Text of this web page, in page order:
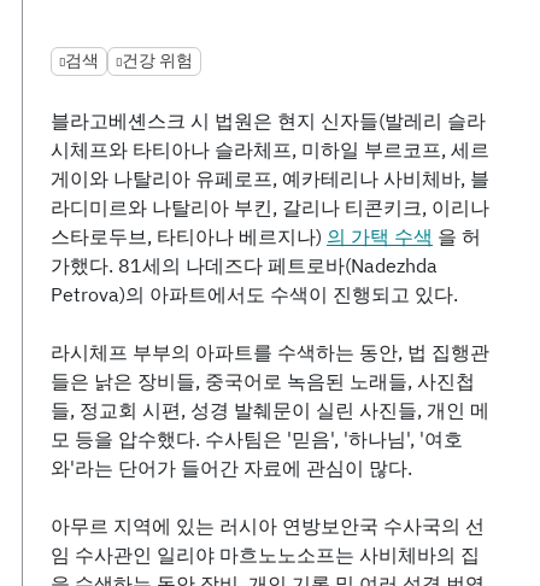
검색 건강 위험
블라고베셴스크 시 법원은 현지 신자들(발레리 슬라
시체프와 타티아나 슬라체프, 미하일 부르코프, 세르
게이와 나탈리아 유페로프, 예카테리나 사비체바, 블
라디미르와 나탈리아 부킨, 갈리나 티콘키크, 이리나
스타로두브, 타티아나 베르지나) 의 가택 수색 을 허
가했다. 81세의 나데즈다 페트로바(Nadezhda
Petrova)의 아파트에서도 수색이 진행되고 있다.
라시체프 부부의 아파트를 수색하는 동안, 법 집행관
들은 낡은 장비들, 중국어로 녹음된 노래들, 사진첩
들, 정교회 시편, 성경 발췌문이 실린 사진들, 개인 메
모 등을 압수했다. 수사팀은 '믿음', '하나님', '여호
와'라는 단어가 들어간 자료에 관심이 많다.
아무르 지역에 있는 러시아 연방보안국 수사국의 선
임 수사관인 일리야 마흐노노소프는 사비체바의 집